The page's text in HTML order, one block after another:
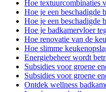
Hoe textuurcombinaties
Hoe je een beschadigde
Hoe je een beschadigde
Hoe je badkamervloer
Hoe renovatie van de
Hoe slimme
Energiebeheer wordt
Subsidies voor groene
Subsidies voor groene
Ontdek wellness